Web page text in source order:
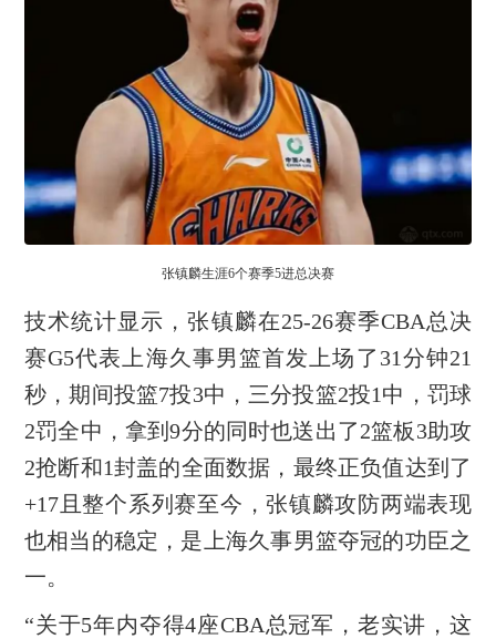
张镇麟生涯6个赛季5进总决赛
技术统计显示，张镇麟在25-26赛季CBA总决
赛G5代表上海久事男篮首发上场了31分钟21
秒，期间投篮7投3中，三分投篮2投1中，罚球
2罚全中，拿到9分的同时也送出了2篮板3助攻
2抢断和1封盖的全面数据，最终正负值达到了
+17且整个系列赛至今，张镇麟攻防两端表现
也相当的稳定，是上海久事男篮夺冠的功臣之
一。
“关于5年内夺得4座CBA总冠军，老实讲，这